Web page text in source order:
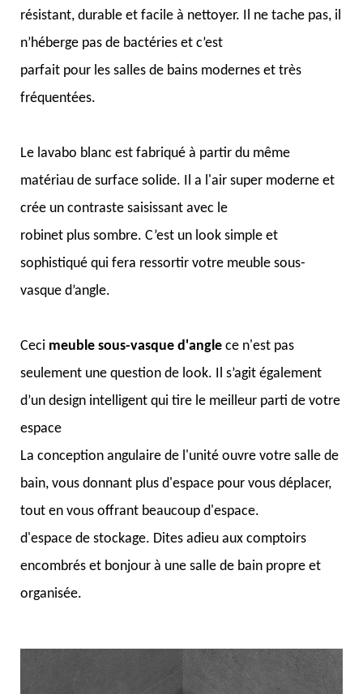
résistant, durable et facile à nettoyer. Il ne tache pas, il
n’héberge pas de bactéries et c’est
parfait pour les salles de bains modernes et très
fréquentées.
Le lavabo blanc est fabriqué à partir du même
matériau de surface solide. Il a l'air super moderne et
crée un contraste saisissant avec le
robinet plus sombre. C’est un look simple et
sophistiqué qui fera ressortir votre meuble sous-
vasque d’angle.
Ceci meuble sous-vasque d'angle ce n'est pas
seulement une question de look. Il s’agit également
d’un design intelligent qui tire le meilleur parti de votre
espace
La conception angulaire de l'unité ouvre votre salle de
bain, vous donnant plus d'espace pour vous déplacer,
tout en vous offrant beaucoup d'espace.
d'espace de stockage. Dites adieu aux comptoirs
encombrés et bonjour à une salle de bain propre et
organisée.